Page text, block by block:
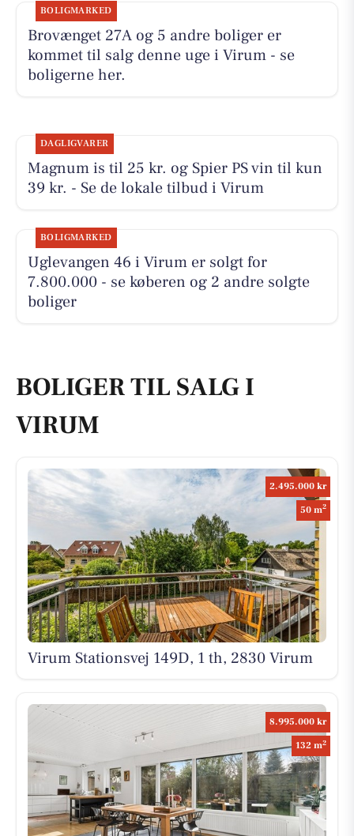
BOLIGMARKED
Brovænget 27A og 5 andre boliger er
kommet til salg denne uge i Virum - se
boligerne her.
DAGLIGVARER
Magnum is til 25 kr. og Spier PS vin til kun
39 kr. - Se de lokale tilbud i Virum
BOLIGMARKED
Uglevangen 46 i Virum er solgt for
7.800.000 - se køberen og 2 andre solgte
boliger
BOLIGER TIL SALG I
VIRUM
2.495.000 kr
50 m2
Virum Stationsvej 149D, 1 th, 2830 Virum
8.995.000 kr
132 m2